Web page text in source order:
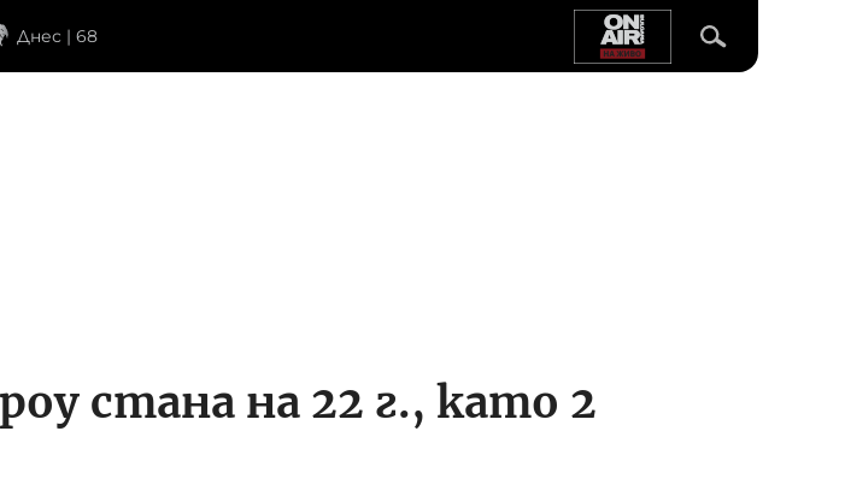
Днес | 68
стана на 22 г., като 2